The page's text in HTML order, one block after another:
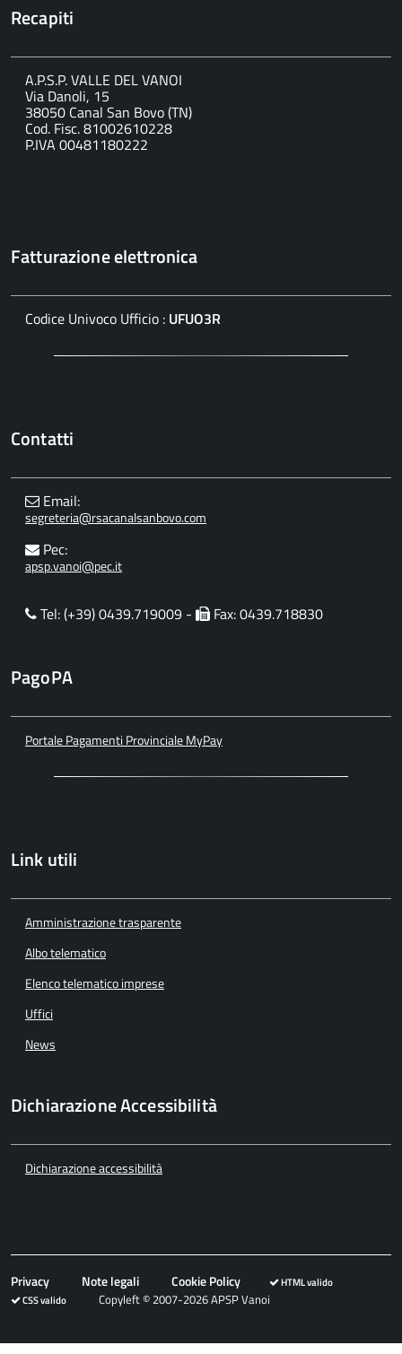
Recapiti
A.P.S.P. VALLE DEL VANOI
Via Danoli, 15
38050 Canal San Bovo (TN)
Cod. Fisc. 81002610228
P.IVA 00481180222
Fatturazione elettronica
Codice Univoco Ufficio : UFUO3R
Contatti
Email:
segreteria@rsacanalsanbovo.com
Pec:
apsp.vanoi@pec.it
Tel: (+39) 0439.719009 - Fax: 0439.718830
PagoPA
Portale Pagamenti Provinciale MyPay
Link utili
Amministrazione trasparente
Albo telematico
Elenco telematico imprese
Uffici
News
Dichiarazione Accessibilità
Dichiarazione accessibilità
Privacy Note legali Cookie Policy
HTML valido
CSS valido
Copyleft © 2007-2026 APSP Vanoi